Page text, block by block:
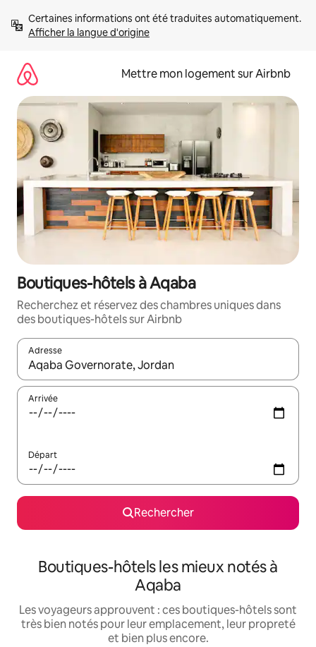
directement
Afficher la langue d'origine
Mettre mon logement sur Airbnb
Boutiques-hôtels à Aqaba
Recherchez et réservez des chambres uniques dans
des boutiques-hôtels sur Airbnb
Adresse
Lorsque les résultats s'affichent, utilisez les flèches vers le
Arrivée
Départ
Rechercher
Boutiques-hôtels les mieux notés à
Aqaba
Les voyageurs approuvent : ces boutiques-hôtels sont
très bien notés pour leur emplacement, leur propreté
et bien plus encore.